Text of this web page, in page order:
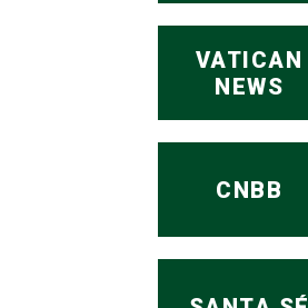
VATICAN
NEWS
CNBB